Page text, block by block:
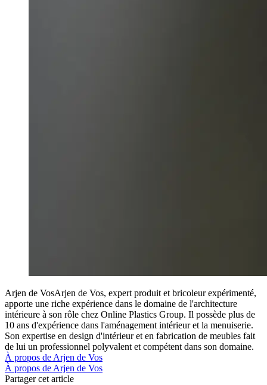
Arjen de VosArjen de Vos, expert produit et bricoleur expérimenté,
apporte une riche expérience dans le domaine de l'architecture
intérieure à son rôle chez Online Plastics Group. Il possède plus de
10 ans d'expérience dans l'aménagement intérieur et la menuiserie.
Son expertise en design d'intérieur et en fabrication de meubles fait
de lui un professionnel polyvalent et compétent dans son domaine.
À propos de Arjen de Vos
À propos de Arjen de Vos
Partager cet article